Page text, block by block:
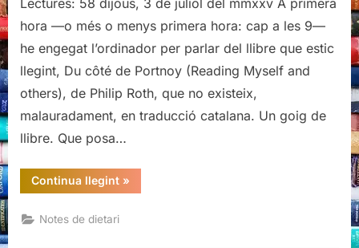
hora —o més o menys primera hora: cap a les 9—
he engegat l’ordinador per parlar del llibre que estic
llegint, Du côté de Portnoy (Reading Myself and
others), de Philip Roth, que no existeix,
malauradament, en traducció catalana. Un goig de
llibre. Que posa…
Continua llegint“Philip
Roth:
la
crítica
»
Notes de dietari